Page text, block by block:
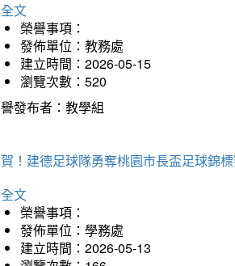
文
榮譽事項：
發佈單位：教務處
建立時間：2026-05-15
瀏覽次數：520
發布者：教學組
！建德足球隊勇奪桃園市長盃足球錦
文
榮譽事項：
發佈單位：學務處
建立時間：2026-05-13